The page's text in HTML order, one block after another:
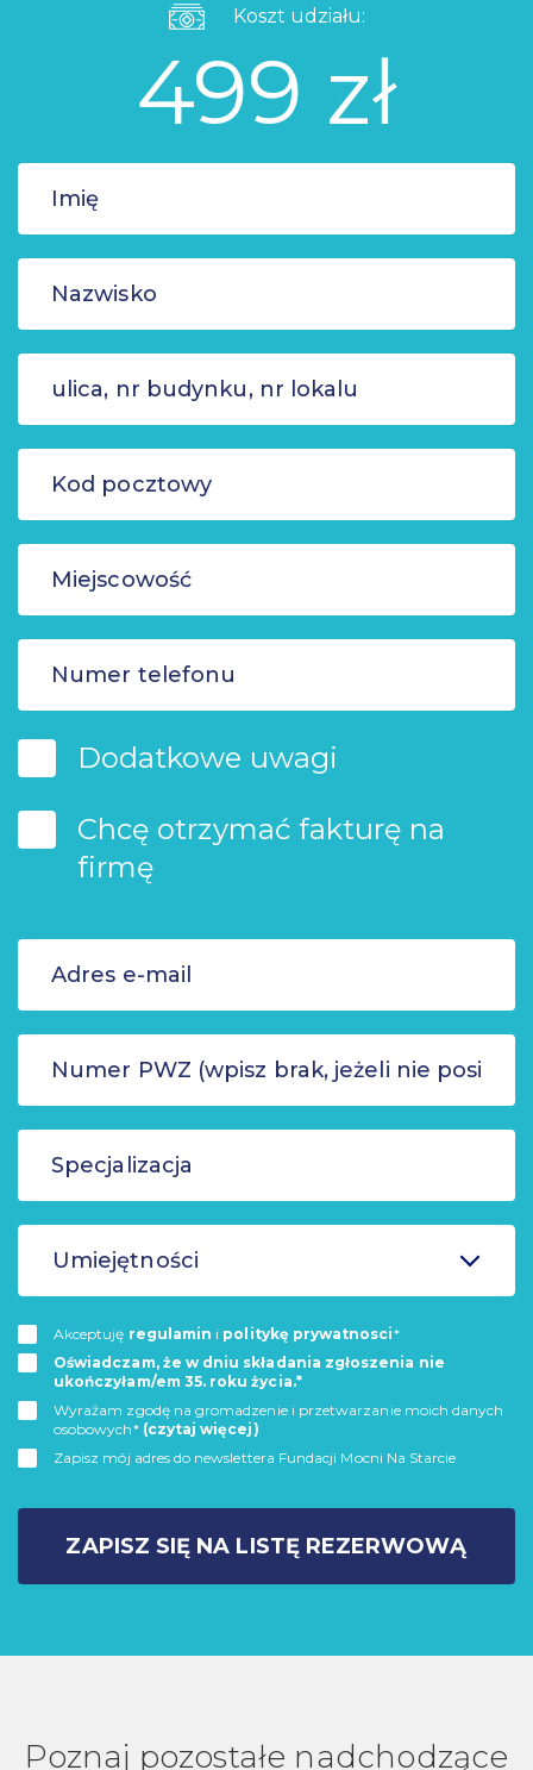
Koszt udziału:
499 zł
Dodatkowe uwagi
Chcę otrzymać fakturę na
firmę
Umiejętności
Akceptuję regulamin i politykę prywatnosci*
Oświadczam, że w dniu składania zgłoszenia nie
ukończyłam/em 35. roku życia.*
Wyrażam zgodę na gromadzenie i przetwarzanie moich danych
osobowych* (czytaj więcej)
Zapisz mój adres do newslettera Fundacji Mocni Na Starcie
ZAPISZ SIĘ NA LISTĘ REZERWOWĄ
Poznaj pozostałe nadchodzące